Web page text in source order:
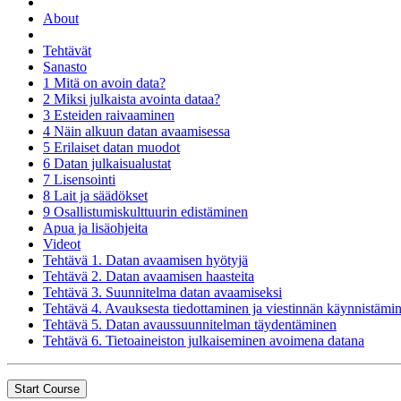
About
Tehtävät
Sanasto
1 Mitä on avoin data?
2 Miksi julkaista avointa dataa?
3 Esteiden raivaaminen
4 Näin alkuun datan avaamisessa
5 Erilaiset datan muodot
6 Datan julkaisualustat
7 Lisensointi
8 Lait ja säädökset
9 Osallistumiskulttuurin edistäminen
Apua ja lisäohjeita
Videot
Tehtävä 1. Datan avaamisen hyötyjä
Tehtävä 2. Datan avaamisen haasteita
Tehtävä 3. Suunnitelma datan avaamiseksi
Tehtävä 4. Avauksesta tiedottaminen ja viestinnän
Tehtävä 5. Datan avaussuunnitelman täydentäminen
Tehtävä 6. Tietoaineiston julkaiseminen avoimena datana
Start Course